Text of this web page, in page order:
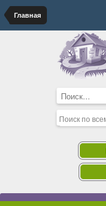
Главная